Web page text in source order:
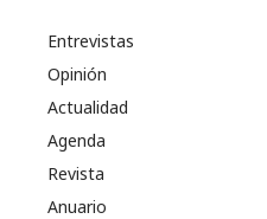
Entrevistas
Opinión
Actualidad
Agenda
Revista
Anuario